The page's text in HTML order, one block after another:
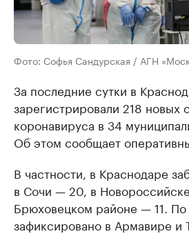
Фото: Софья Сандурская / АГН
За последние сутки в
зарегистрировали 218 новых
коронавируса в 34
Об этом сообщает
В частности, в Краснодаре
в Сочи — 20, в
Брюховецком районе — 11. По
зафиксировано в Армавире и